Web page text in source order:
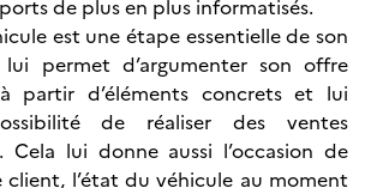
de plus en plus informatisés.
est une étape essentielle de son
permet d’argumenter son offre
partir d’éléments concrets et lui
de réaliser des ventes
Cela lui donne aussi l’occasion de
client, l’état du véhicule au moment